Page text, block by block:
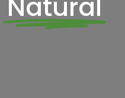
Natural